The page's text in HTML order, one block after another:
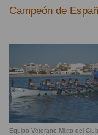
Campeón de
Equipo Veterano Mixto del